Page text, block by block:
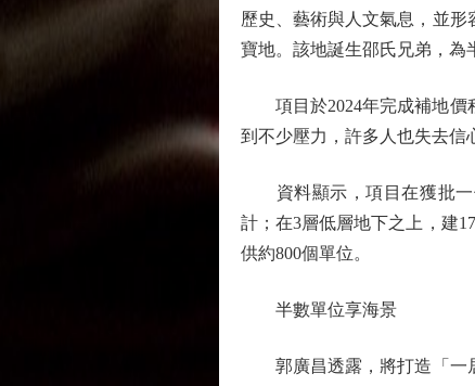
歷史、藝術與人文氣息，並
寶地。該地誕生邵氏兄弟，為
項目於2024年完成補地價
到不少壓力，許多人也失去信
資料顯示，項目在獲批一
計；在3層低層地下之上，建
供約800個單位。
半數單位享海景
郭廣昌透露，將打造「一居